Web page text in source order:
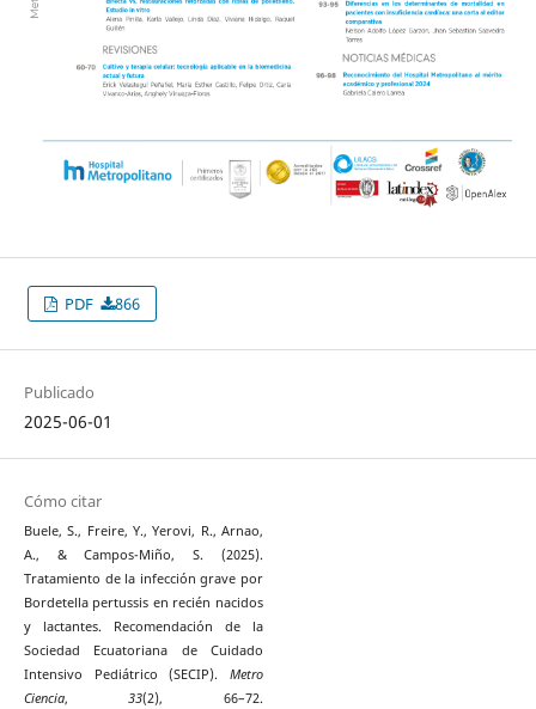
PDF 866
Publicado
2025-06-01
Cómo citar
Buele, S., Freire, Y., Yerovi, R., Arnao,
A., & Campos-Miño, S. (2025).
Tratamiento de la infección grave por
Bordetella pertussis en recién nacidos
y lactantes. Recomendación de la
Sociedad Ecuatoriana de Cuidado
Intensivo Pediátrico (SECIP). Metro
Ciencia,33(2), 66–72.